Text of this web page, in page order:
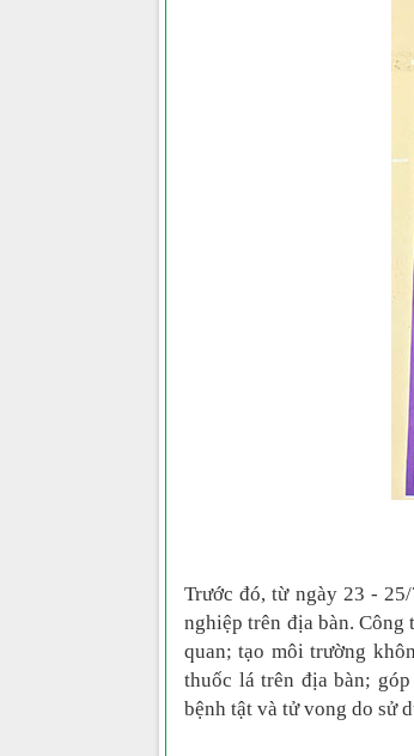
Trước đó, từ ngày 23- 25/
nghiệp trên địa bàn. Công
quan; tạo môi trường
thuốc lá trên địa bàn;
bệnh tật và tử vong do sử